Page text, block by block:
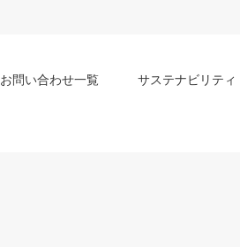
お問い合わせ一覧 サステナビリティ